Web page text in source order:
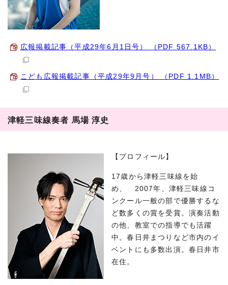
広報掲載記事（平成29年6月1日号） （PDF 567.1KB）
こども広報掲載記事（平成29年9月号） （PDF 1.1MB）
津軽三味線奏者 馬場 淳史
【プロフィール】
17歳から津軽三味線を始
め、 2007年、津軽三味線コ
ンクール一般の部で優勝するな
ど数多くの賞を受賞。演奏活動
の他、教室での指導でも活躍
中。春日井まつりなど市内のイ
ベントにも多数出演。春日井市
在住。